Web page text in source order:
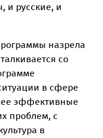
и русские, и
назрела
со
в сфере
эффективные
проблем, с
в